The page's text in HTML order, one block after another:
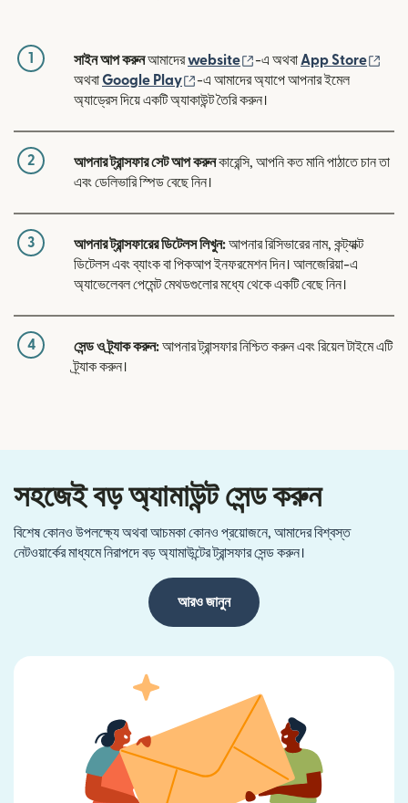
1 সাইন আপ করুনআমাদেরwebsite (নতুন উইন্ডোতে খুলবে)
-এ অথবা App Store
অথবাGoogle Play (নতুন উইন্ডোতে খুলবে)
-এ আমাদের অ্যাপে আপনার ইমেল
অ্যাড্রেস দিয়ে একটি অ্যাকাউন্ট তৈরি করুন।
2 আপনার ট্রান্সফার সেট আপ করুনকারেন্সি, আপনি কত মানি পাঠাতে চান তা
এবং ডেলিভারি স্পিড বেছে নিন।
3 আপনার ট্রান্সফারের ডিটেলস লিখুন:আপনার রিসিভারের নাম, কন্ট্যাক্ট
ডিটেলস এবং ব্যাংক বা পিকআপ ইনফরমেশন দিন। আলজেরিয়া-এ
অ্যাভেলেবল পেমেন্ট মেথডগুলোর মধ্যে থেকে একটি বেছে নিন।
4 সেন্ড ও ট্র্যাক করুন:আপনার ট্রান্সফার নিশ্চিত করুন এবং রিয়েল টাইমে এটি
ট্র্যাক করুন।
সহজেই বড় অ্যামাউন্ট সেন্ড করুন
বিশেষ কোনও উপলক্ষ্যে অথবা আচমকা কোনও প্রয়োজনে, আমাদের বিশ্বস্ত
নেটওয়ার্কের মাধ্যমে নিরাপদে বড় অ্যামাউন্টের ট্রান্সফার সেন্ড করুন।
আরও জানুন